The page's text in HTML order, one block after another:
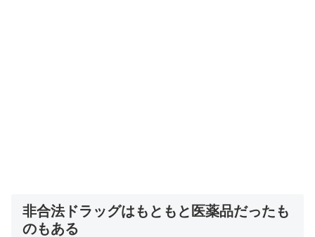
非合法ドラッグはもともと医薬品だったも
のもある